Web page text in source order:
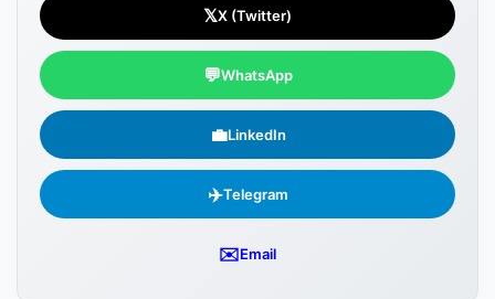
𝕏X (Twitter)
💬WhatsApp
💼LinkedIn
✈️Telegram
✉️Email